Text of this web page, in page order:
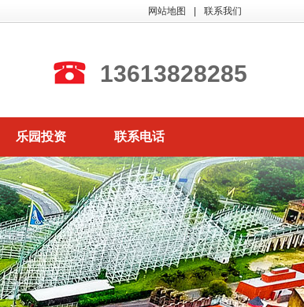
网站地图 联系我们
13613828285
乐园投资 联系电话